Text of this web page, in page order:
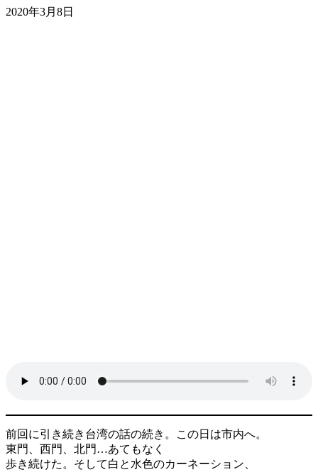
2020年3月8日
前回に引き続き台湾の話の続き。この日は市内へ。
東門、西門、北門…あてもなく
歩き続けた。そして白と水色のカーネーション、